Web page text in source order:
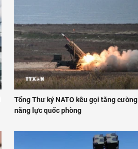
Tổng Thư ký NATO kêu gọi tăng cường
năng lực quốc phòng